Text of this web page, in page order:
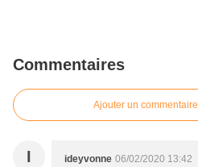
Commentaires
Ajouter un commentaire
I ideyvonne 06/02/2020 13:42